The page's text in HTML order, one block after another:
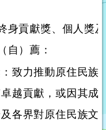
身貢獻獎、個人獎
自）薦：
致力推動原住民族
越貢獻，或因其成
各界對原住民族文